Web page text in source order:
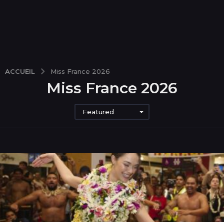
ACCUEIL Miss France 2026
Miss France 2026
Featured